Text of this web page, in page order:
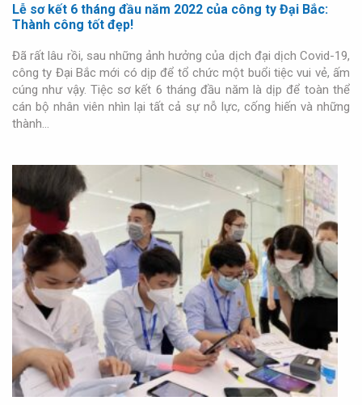
Lễ sơ kết 6 tháng đầu năm 2022 của công ty Đại Bắc:
Thành công tốt đẹp!
Đã rất lâu rồi, sau những ảnh hưởng của dịch đại dịch Covid-19,
công ty Đại Bắc mới có dịp để tổ chức một buổi tiệc vui vẻ, ấm
cúng như vậy. Tiệc sơ kết 6 tháng đầu năm là dịp để toàn thể
cán bộ nhân viên nhìn lại tất cả sự nỗ lực, cống hiến và những
thành…